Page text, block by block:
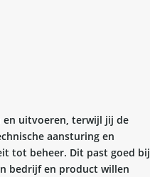
en uitvoeren, terwijl jij de
aansturing en
tot beheer. Dit past goed bij
bedrijf en product willen